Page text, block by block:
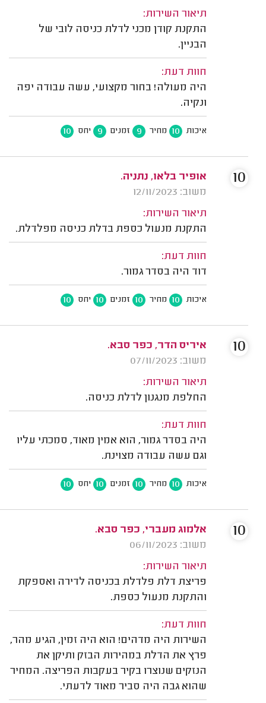
תיאור השירות:
התקנת קודן מכני לדלת כניסה לובי של
הבניין.
חוות דעת:
היה מעולה! בחור מקצועי, עשה עבודה יפה
ונקיה.
איכות 10 מחיר 9 זמנים 9 יחס 10
אופיר בלאו, נתניה.
משוב: 12/11/2023
תיאור השירות:
התקנת מנעול כספת בדלת כניסה מפלדלת.
חוות דעת:
דוד היה בסדר גמור.
איכות 10 מחיר 10 זמנים 10 יחס 10
10
איריס הדר, כפר סבא.
משוב: 07/11/2023
תיאור השירות:
החלפת מנגנון לדלת כניסה.
חוות דעת:
היה בסדר גמור, הוא אמין מאוד, סמכתי עליו
וגם עשה עבודה מצוינת.
איכות 10 מחיר 10 זמנים 10 יחס 10
10
אלמוג מעברי, כפר סבא.
משוב: 06/11/2023
תיאור השירות:
פריצת דלת פלדלת בכניסה לדירה ואספקת
והתקנת מנעול כספת.
חוות דעת:
השירות היה מדהים! הוא היה זמין, הגיע מהר,
פרץ את הדלת במהירות הבזק ותיקן את
הנזקים שנוצרו בקיר בעקבות הפריצה. המחיר
שהוא גבה היה סביר מאוד לדעתי.
10